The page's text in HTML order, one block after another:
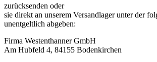
zurücksenden oder
sie direkt an unserem Versandlager unter der
unentgeltlich abgeben:
Firma Westenthanner GmbH
Am Hubfeld 4, 84155 Bodenkirchen